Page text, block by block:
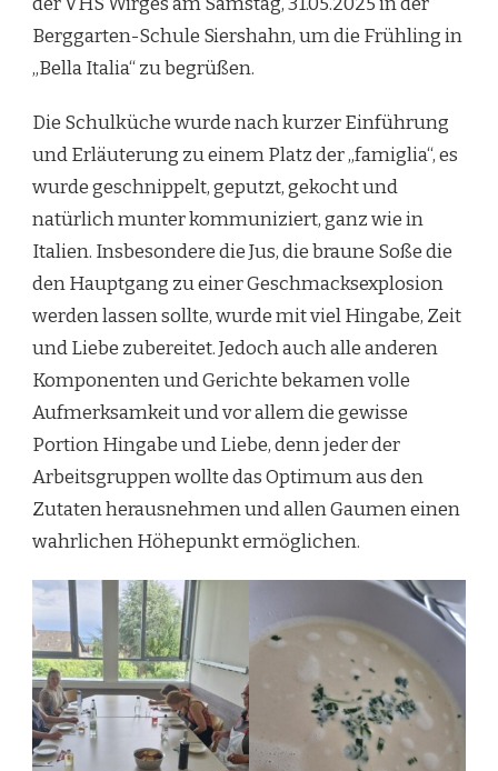
Berggarten-Schule Siershahn, um die Frühling in
„Bella Italia“ zu begrüßen.
Die Schulküche wurde nach kurzer Einführung
und Erläuterung zu einem Platz der „famiglia“, es
wurde geschnippelt, geputzt, gekocht und
natürlich munter kommuniziert, ganz wie in
Italien. Insbesondere die Jus, die braune Soße die
den Hauptgang zu einer Geschmacksexplosion
werden lassen sollte, wurde mit viel Hingabe, Zeit
und Liebe zubereitet. Jedoch auch alle anderen
Komponenten und Gerichte bekamen volle
Aufmerksamkeit und vor allem die gewisse
Portion Hingabe und Liebe, denn jeder der
Arbeitsgruppen wollte das Optimum aus den
Zutaten herausnehmen und allen Gaumen einen
wahrlichen Höhepunkt ermöglichen.